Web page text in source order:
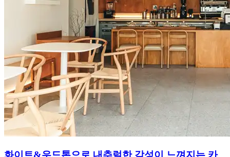
화이트&우드톤으로 내추럴한 감성이 느껴지는 카